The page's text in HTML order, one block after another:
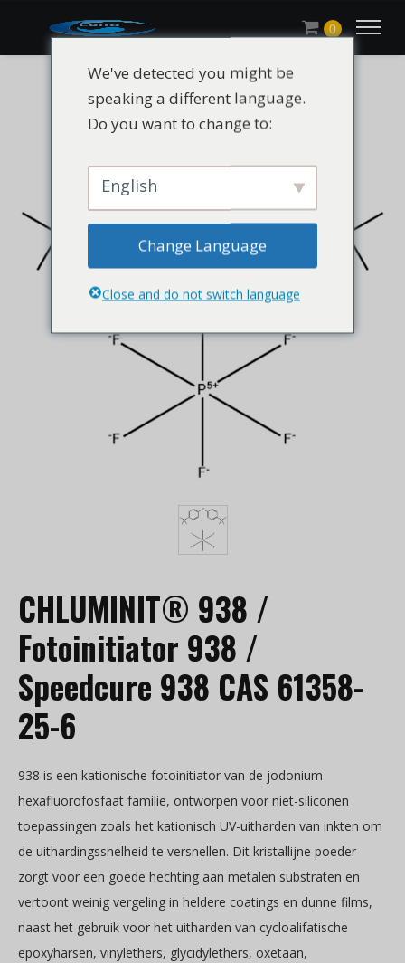
0
CHLUMINIT® 938 /
Fotoinitiator 938 /
Speedcure 938 CAS 61358-
25-6
938 is een kationische fotoinitiator van de jodonium
hexafluorofosfaat familie, ontworpen voor niet-siliconen
toepassingen zoals het kationisch UV-uitharden van inkten om
de uithardingssnelheid te versnellen. Dit kristallijne poeder
zorgt voor een goede hechting aan metalen substraten en
vertoont weinig vergeling in heldere coatings en dunne films,
naast het gebruik voor het uitharden van cycloalifatische
epoxyharsen, vinylethers, glycidylethers, oxetaan,
We've detected you might be
speaking a different language.
Do you want to change to:
English
Change Language
Close and do not switch language